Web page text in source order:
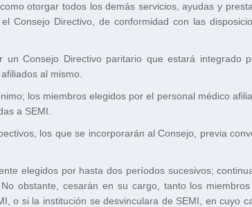
otorgar todos los demás servicios, ayudas y
Consejo Directivo, de conformidad con las
Consejo Directivo paritario que estará integrado
al mismo.
los miembros elegidos por el personal médico
a SEMI.
los que se incorporarán al Consejo, previa
elegidos por hasta dos períodos sucesivos;
obstante, cesarán en su cargo, tanto los
o si la institución se desvinculara de SEMI, en cuyo